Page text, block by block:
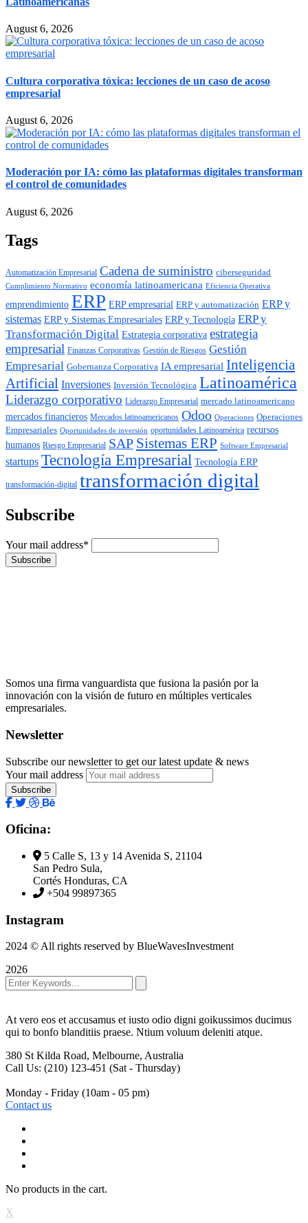
August 6, 2026
Cultura corporativa tóxica: lecciones de un caso de acoso
empresarial
August 6, 2026
Moderación por IA: cómo las plataformas digitales transforman
el control de comunidades
August 6, 2026
Tags
Automatización Empresarial Cadena de suministro ciberseguridad
Cumplimiento Normativo economía latinoamericana Eficiencia Operativa
emprendimiento ERP ERP empresarial ERP y automatización ERP y
sistemas ERP y Sistemas Empresariales ERP y Tecnología ERP y
Transformación Digital Estrategia corporativa estrategia
empresarial Finanzas Corporativas Gestión de Riesgos Gestión
Empresarial Gobernanza Corporativa IA empresarial Inteligencia
Artificial Inversiones Inversión Tecnológica Latinoamérica
Liderazgo corporativo Liderazgo Empresarial mercado latinoamericano
mercados financieros Mercados latinoamericanos Odoo Operaciones Operaciones
Empresariales Oportunidades de inversión oportunidades Latinoamérica recursos
humanos Riesgo Empresarial SAP Sistemas ERP Software Empresarial
startups Tecnología Empresarial Tecnología ERP
transformación-digital transformación digital
Subscribe
Your mail address*
Somos una firma vanguardista que fusiona la pasión por la
innovación con la visión de futuro en múltiples verticales
empresariales.
Newsletter
Subscribe our newsletter to get our latest update & news
Your mail address
Oficina:
5 Calle S, 13 y 14 Avenida S, 21104
San Pedro Sula,
Cortés Honduras, CA
+504 99897365
Instagram
2024 © All rights reserved by BlueWavesInvestment
2026
At vero eos et accusamus et iusto odio digni goikussimos ducimus
qui to bonfo blanditiis praese. Ntium voluum deleniti atque.
380 St Kilda Road, Melbourne, Australia
Call Us: (210) 123-451 (Sat - Thursday)
Monday - Friday (10am - 05 pm)
Contact us
No products in the cart.
X